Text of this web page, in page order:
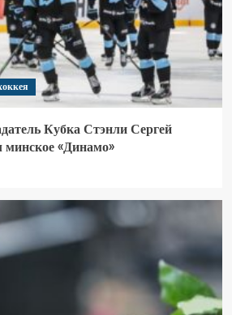
Кубка Стэнли Сергей
«Динамо»